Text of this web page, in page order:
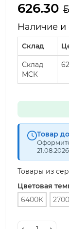
626.30
Наличие и
Склад
Склад
МСК
Товар
21.08.2026
Товары из
Цветовая
6400К